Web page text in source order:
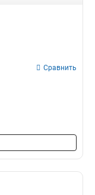
Сравнить